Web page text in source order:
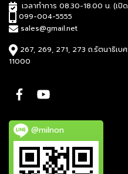
เวลาทำการ 08.30-18.00 น. (เปิ
099-004-5555
sales@gmail.net
267, 269, 271, 273 ถ.รัตนาธิเบ
11000
@milnon